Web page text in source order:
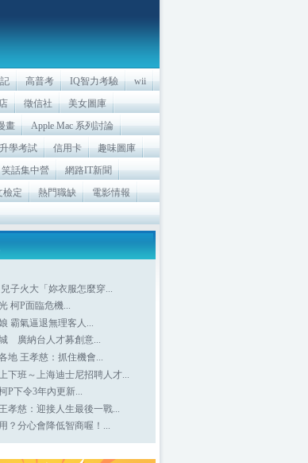
高普考 IQ智力考驗
wii
徵信社
美女圖庫
畫
Apple Mac 系列討論
升學考試 信用卡
趣味圖庫
笑話集中營
網路IT新聞
檢定 熱門職缺
電影情報
子火大「妳衣服怎麼穿...
柯P面臨危機...
霸氣逼退無理客人...
廣納台人才募創意...
地 王孝慈：抓住機會...
下班～上海迪士尼招聘人才...
P下令3年內更新...
慈：迎接人生最後一戰...
？分心會降低智商喔！...